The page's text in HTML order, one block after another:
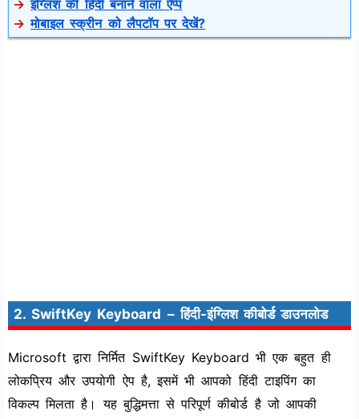
→इंग्लिश की हिंदी बनाने वाला ऐप्प
→मोबाइल स्क्रीन को लैपटॉप पर देखें?
2. SwiftKey Keyboard – हिंदी-इंग्लिश कीबोर्ड डाउनलोड
Microsoft द्वारा निर्मित SwiftKey Keyboard भी एक बहुत ही
लोकप्रिय और उपयोगी ऐप है, इसमें भी आपको हिंदी टाइपिंग का
विकल्प मिलता है। यह बुद्धिमत्ता से परिपूर्ण कीबोर्ड है जो आपकी